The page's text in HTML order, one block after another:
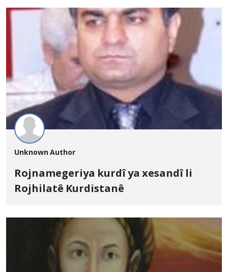
Unknown Author
Rojnamegeriya kurdî ya xesandî li
Rojhilatê Kurdistanê